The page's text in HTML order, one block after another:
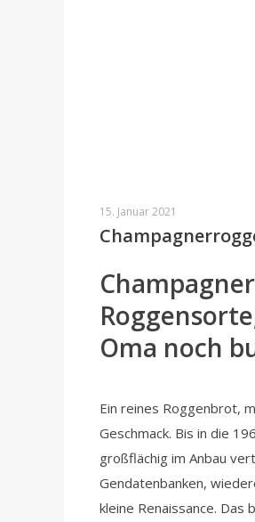
15. Januar 2021
Oma noch
Ein reines Roggenbrot,
Geschmack. Bis in die
großflächig im Anbau
Gendatenbanken,
kleine Renaissance.